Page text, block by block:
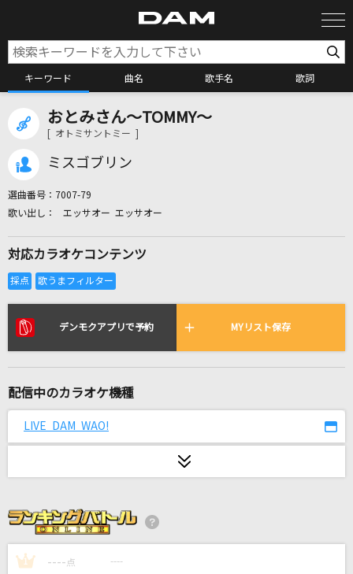
キーワード 曲名 歌手名 歌詞
カラオケ検索
リアルタイムで歌われている曲の一覧
BEYOND THE TIME
[生音]紫煙
サンサン・サマー
UtaGe!
おとみさん～TOMMY～
[ オトミサントミー ]
ミスゴブリン
選曲番号： 7007-79
エッサオー エッサオー
対応カラオケコンテンツ
デンモクアプリで予約 MYリスト保存
配信中のカラオケ機種
LIVE DAM WAO!
1 ---- 点 ----